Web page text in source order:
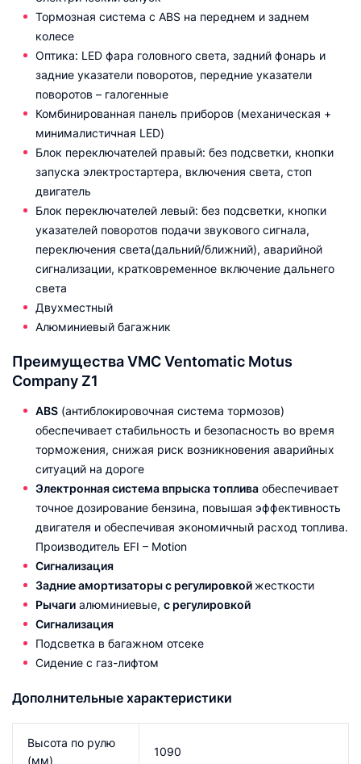
Тормозная система с ABS на переднем и заднем
колесе
Оптика: LED фара головного света, задний фонарь и
задние указатели поворотов, передние указатели
поворотов – галогенные
Комбинированная панель приборов (механическая +
минималистичная LED)
Блок переключателей правый: без подсветки, кнопки
запуска электростартера, включения света, стоп
двигатель
Блок переключателей левый: без подсветки, кнопки
указателей поворотов подачи звукового сигнала,
переключения света(дальний/ближний), аварийной
сигнализации, кратковременное включение дальнего
света
Двухместный
Алюминиевый багажник
Преимущества VMC Ventomatic Motus
Company Z1
ABS (антиблокировочная система тормозов)
обеспечивает стабильность и безопасность во время
торможения, снижая риск возникновения аварийных
ситуаций на дороге
Электронная система впрыска топлива обеспечивает
точное дозирование бензина, повышая эффективность
двигателя и обеспечивая экономичный расход топлива.
Производитель EFI – Motion
Сигнализация
Задние амортизаторыс регулировкой жесткости
Рычаги алюминиевые, с регулировкой
Сигнализация
Подсветка в багажном отсеке
Сидение с газ-лифтом
Дополнительные характеристики
Высота по рулю
(мм)
1090